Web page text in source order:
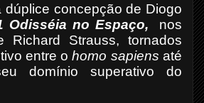
concepção de Diogo
Odisséia no Espaço, nos
Richard Strauss, tornados
entre ohomo sapiens até
domínio superativo do